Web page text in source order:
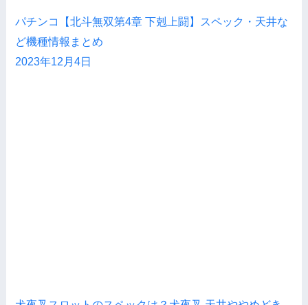
パチンコ【北斗無双第4章 下剋上闘】スペック・天井な
ど機種情報まとめ
2023年12月4日